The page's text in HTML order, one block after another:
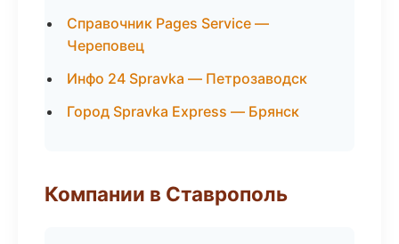
Справочник Pages Service —
Череповец
Инфо 24 Spravka — Петрозаводск
Город Spravka Express — Брянск
Компании в Ставрополь